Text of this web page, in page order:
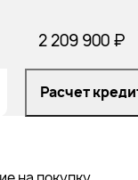
2 209 900 ₽
Расчет